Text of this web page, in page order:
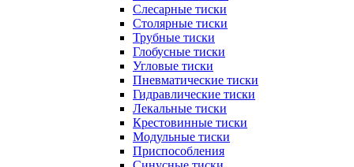
Слесарные тиски
Столярные тиски
Трубные тиски
Глобусные тиски
Угловые тиски
Пневматические тиски
Гидравлические тиски
Лекальные тиски
Крестовинные тиски
Модульные тиски
Приспособления